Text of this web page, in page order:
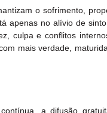
o sofrimento,
apenas no alívio de
culpa e conflitos
mais verdade,
a difusão